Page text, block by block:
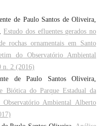
de Paulo Santos de Oliveira,
Estudo dos efluentes gerados no
rochas ornamentais em Santo
do Observatório Ambiental
n. 2 (2016)
de Paulo Santos Oliveira,
Biótica do Parque Estadual da
Ambiental Alberto